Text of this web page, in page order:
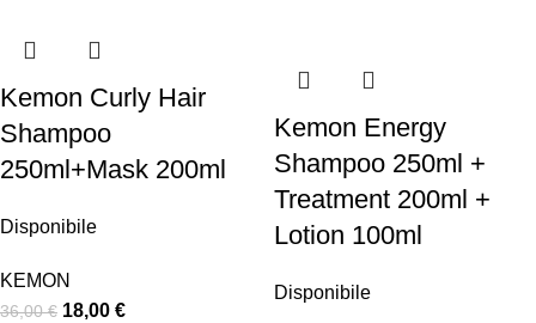
Kemon Curly Hair
Shampoo
250ml+Mask 200ml
Disponibile
KEMON
36,00€ 18,00 €
Kemon Energy
Shampoo 250ml +
Treatment 200ml +
Lotion 100ml
Disponibile